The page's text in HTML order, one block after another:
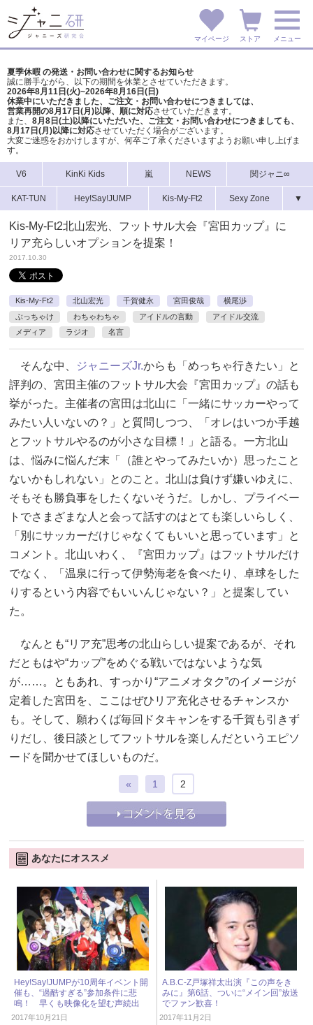
マイページ ストア メニュー
夏季休暇 の発送・お問い合わせに関するお知らせ
誠に勝手ながら、以下の期間を休業とさせていただきます。
2026年8月11日(火)~2026年8月16日(日)
休業中にいただきました、ご注文・お問い合わせにつきましては、
営業再開の8月17日(月)以降、順に対応させていただきます。
また、 8月8日(土)以降にいただいた、ご注文・ お問い合わせにつきましても、
8月17日(月)以降に対応させていただく場合がございます。
大変ご迷惑をおかけしますが、 何卒ご了承くださいますようお願い申し上げま
す。
V6 KinKi Kids 嵐 NEWS 関ジャニ∞
KAT-TUN Hey!Say!JUMP Kis-My-Ft2 Sexy Zone ▼
Kis-My-Ft2北山宏光、フットサル大会『宮田カップ』に
リア充らしいオプションを提案！
2017.10.30
Kis-My-Ft2 北山宏光 千賀健永 宮田俊哉
横尾渉
ぶっちゃけ
わちゃわちゃ アイドルの言動
アイドル交流
メディア
ラジオ 名言
そんな中、 ジャニーズJr.からも「めっちゃ行きたい」と
評判の、宮田主催のフットサル大会『宮田カップ』の話も
挙がった。主催者の宮田は北山に「一緒にサッカーやって
みたい人いないの？」と質問しつつ、「オレはいつか手越
とフットサルやるのが小さな目標！」と語る。一方北山
は、悩みに悩んだ末「（誰とやってみたいか）思ったこと
ないかもしれない」とのこと。北山は負けず嫌いゆえに、
そもそも勝負事をしたくないそうだ。しかし、プライベー
トでさまざまな人と会って話すのはとても楽しいらしく、
「別にサッカーだけじゃなくてもいいと思っています」と
コメント。北山いわく、『宮田カップ』はフットサルだけ
でなく、「温泉に行って伊勢海老を食べたり、卓球をした
りするという内容でもいいんじゃない？」と提案してい
た。
なんとも“リア充”思考の北山らしい提案であるが、それ
だともはや“カップ”をめぐる戦いではないような気
が……。ともあれ、すっかり“アニメオタク”のイメージが
定着した宮田を、ここはぜひリア充化させるチャンスか
も。そして、願わくば毎回ドタキャンをする千賀も引きず
りだし、後日談としてフットサルを楽しんだというエピソ
ードを聞かせてほしいものだ。
« 1 2
あなたにオススメ
Hey!Say!JUMPが10周年イベント開
催も、“過酷すぎる”参加条件に悲
鳴！ 早くも映像化を望む声続出
2017年10月21日
A.B.C-Z戸塚祥太出演『この声をき
みに』第6話、ついに“メイン回”放送
でファン歓喜！
2017年11月2日